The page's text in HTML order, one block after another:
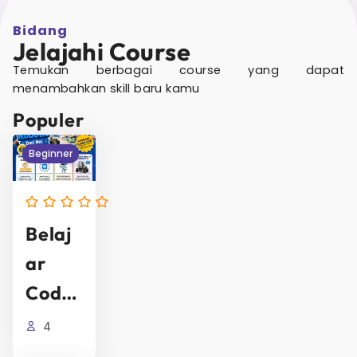
Bidang
Jelajahi Course
Temukan berbagai course yang dapat
menambahkan skill baru kamu
Populer
Beginner
Belaj
Ar
Codin
G &
4